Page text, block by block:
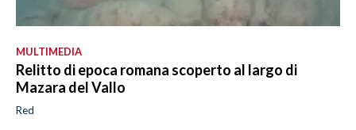
MULTIMEDIA
Relitto di epoca romana scoperto al largo di
Mazara del Vallo
Red